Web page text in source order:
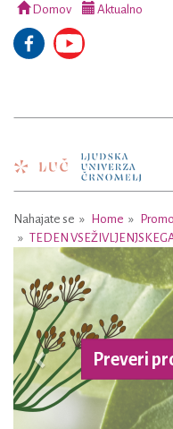
Domov Aktualno
Nahajate se Home
TEDEN
Preveri
Previous